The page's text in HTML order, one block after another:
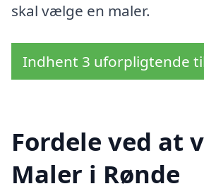
skal vælge en maler.
Indhent 3 uforpligtende
Fordele ved at
Maler i Rønde